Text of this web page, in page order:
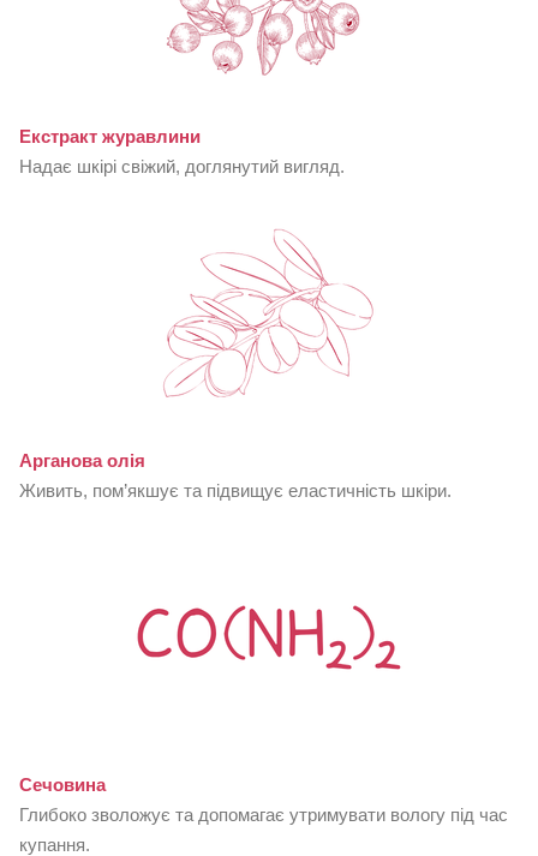
Екстракт журавлини
Надає шкірі свіжий, доглянутий вигляд.
Арганова олія
Живить, пом’якшує та підвищує еластичність шкіри.
Сечовина
Глибоко зволожує та допомагає утримувати вологу під час
купання.